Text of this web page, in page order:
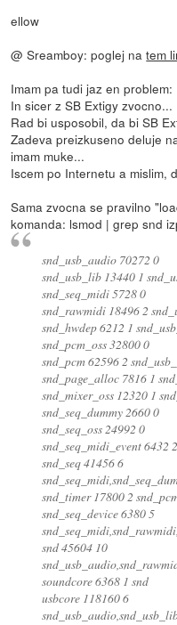
ellow
@ Sreamboy: poglej natem
Imam pa tudi jaz en problem:
In sicer z SB Extigy zvocno...
Rad bi usposobil, da bi SB
Zadeva preizkuseno deluje
imam muke...
Iscem po Internetu a mislim,
Sama zvocna se pravilno
komanda: lsmod | grep snd
snd_usb_audio 70272 0
snd_usb_lib 13440 1
snd_seq_midi 5728 0
snd_rawmidi 18496 2
snd_hwdep 6212 1
snd_pcm_oss 32800 0
snd_pcm 62596 2
snd_page_alloc 7816 1
snd_mixer_oss 12320 1
snd_seq_dummy 2660 0
snd_seq_oss 24992 0
snd_seq_midi_event 6432
snd_seq 41456 6
snd_timer 17800 2
snd_seq_device 6380 5
snd 45604 10
soundcore 6368 1 snd
usbcore 118160 6